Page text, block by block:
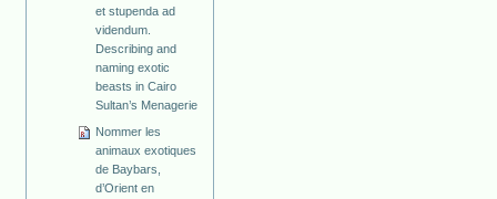
et stupenda ad
videndum.
Describing and
naming exotic
beasts in Cairo
Sultan’s Menagerie
Nommer les
animaux exotiques
de Baybars,
d’Orient en